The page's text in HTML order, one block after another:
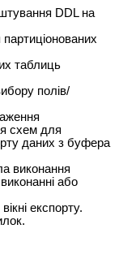
DDL на
таблиць
полів/
схем для
даних з буфера
виконання
або
експорту.